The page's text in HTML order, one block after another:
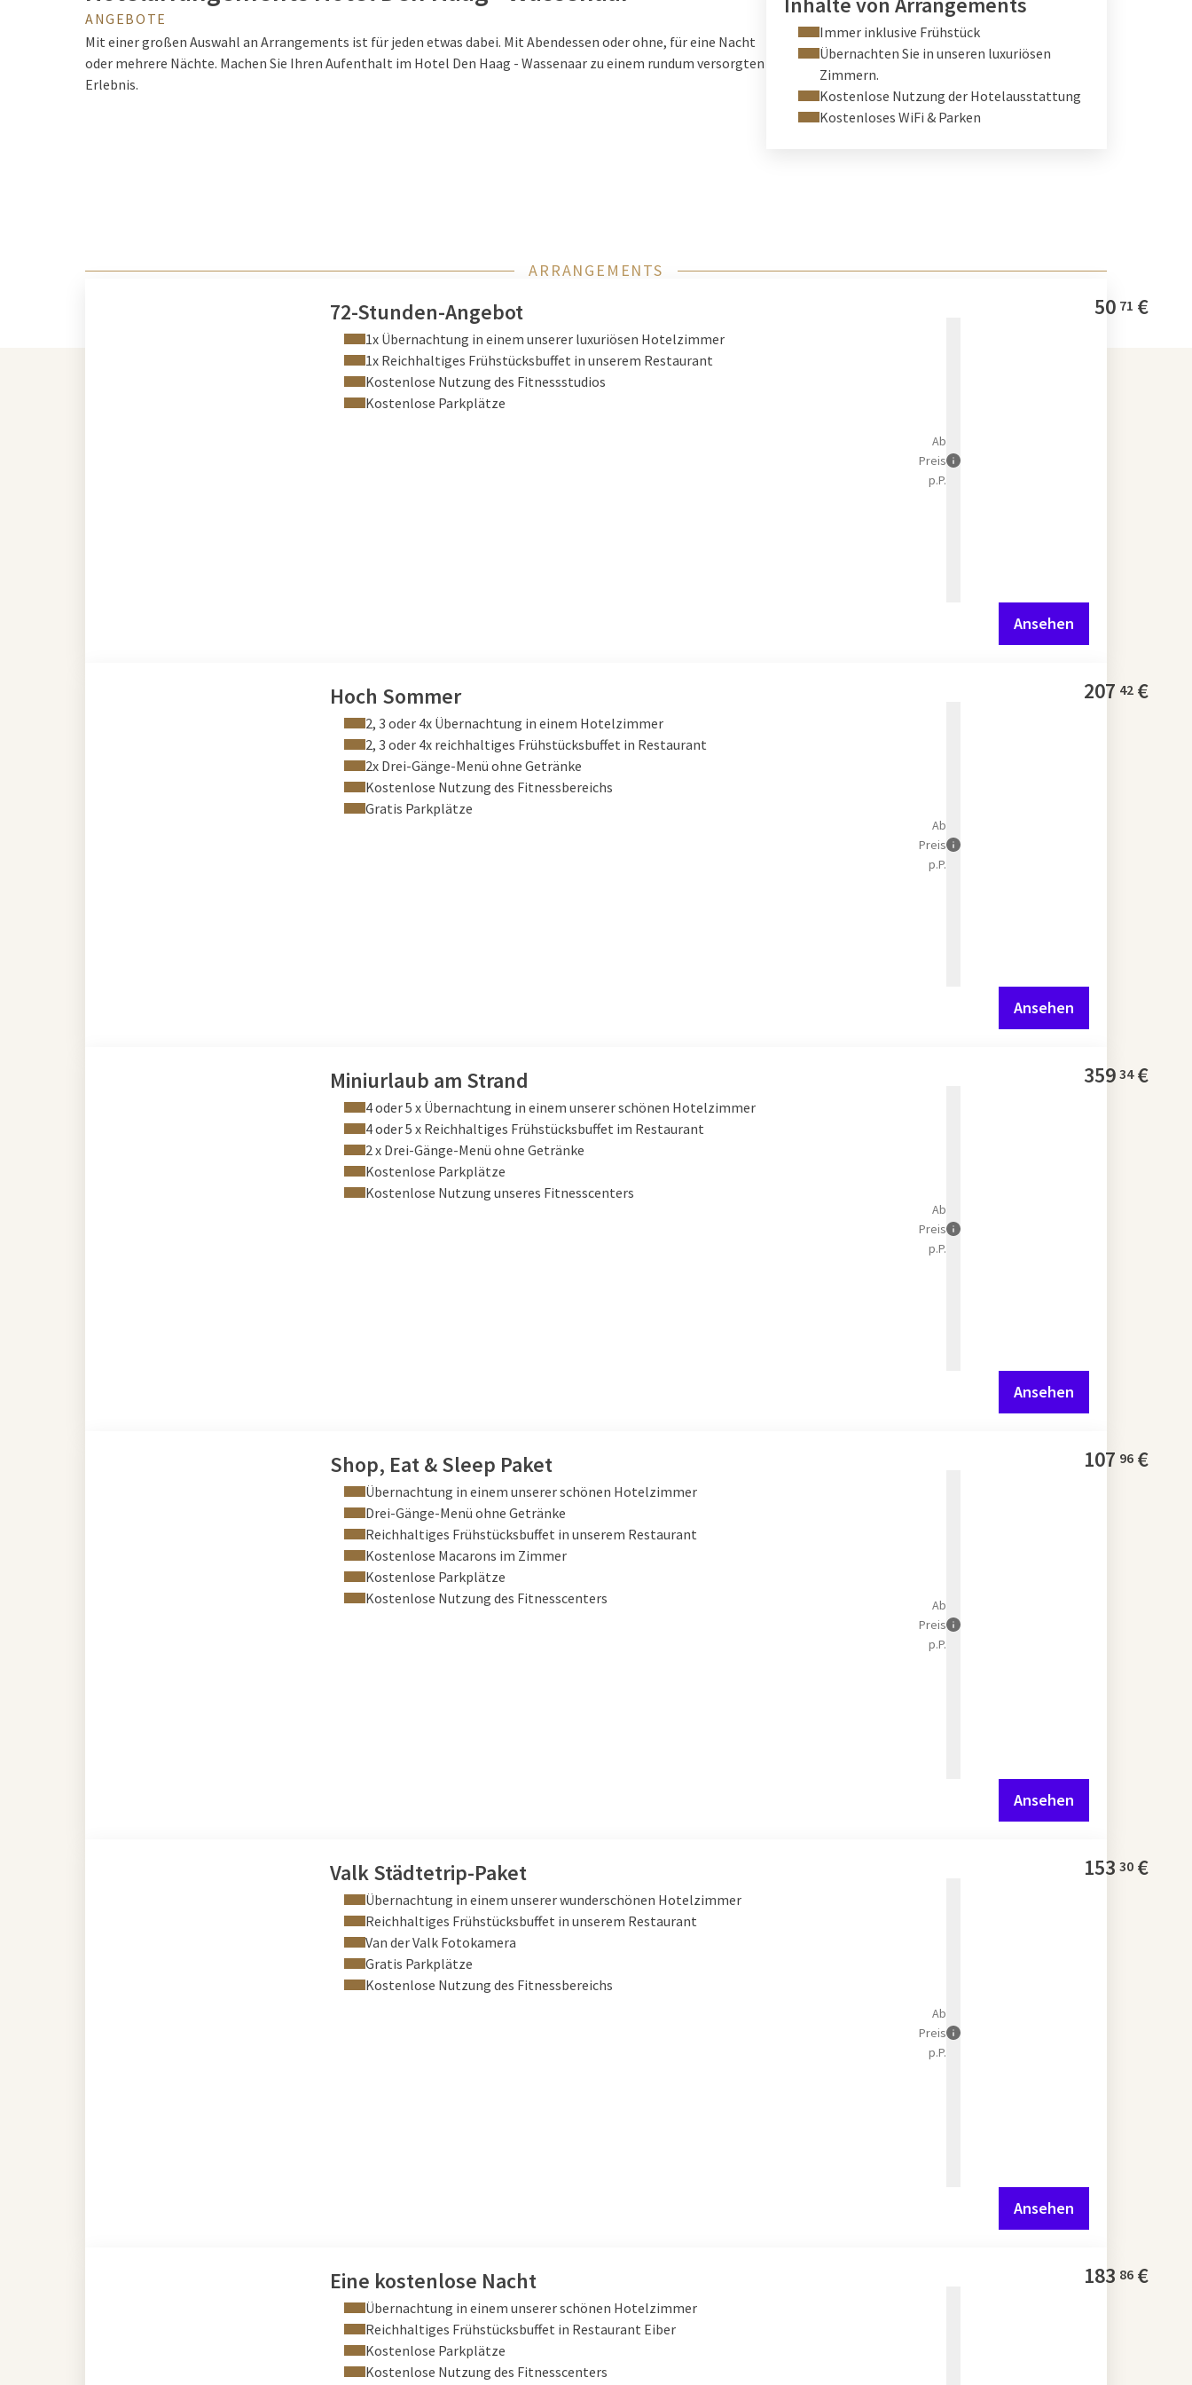
ANGEBOTE
Mit einer großen Auswahl an Arrangements ist für jeden etwas dabei. Mit Abendessen oder ohne, für eine Nacht
oder mehrere Nächte. Machen Sie Ihren Aufenthalt im Hotel Den Haag - Wassenaar zu einem rundum versorgten
Erlebnis.
Immer inklusive Frühstück
Übernachten Sie in unseren luxuriösen
Zimmern.
Kostenlose Nutzung der Hotelausstattung
Kostenloses WiFi & Parken
ARRANGEMENTS
72-Stunden-Angebot
1x Übernachtung in einem unserer luxuriösen Hotelzimmer
1x Reichhaltiges Frühstücksbuffet in unserem Restaurant
Kostenlose Nutzung des Fitnessstudios
Kostenlose Parkplätze
50 71 €
Ab
Preis
p.P.
Ansehen
Hoch Sommer
2, 3 oder 4x Übernachtung in einem Hotelzimmer
2, 3 oder 4x reichhaltiges Frühstücksbuffet in Restaurant
2x Drei-Gänge-Menü ohne Getränke
Kostenlose Nutzung des Fitnessbereichs
Gratis Parkplätze
207 42 €
Ab
Preis
p.P.
Ansehen
Miniurlaub am Strand
4 oder 5 x Übernachtung in einem unserer schönen Hotelzimmer
4 oder 5 x Reichhaltiges Frühstücksbuffet im Restaurant
2 x Drei-Gänge-Menü ohne Getränke
Kostenlose Parkplätze
Kostenlose Nutzung unseres Fitnesscenters
359 34 €
Ab
Preis
p.P.
Ansehen
Shop, Eat & Sleep Paket
Übernachtung in einem unserer schönen Hotelzimmer
Drei-Gänge-Menü ohne Getränke
Reichhaltiges Frühstücksbuffet in unserem Restaurant
Kostenlose Macarons im Zimmer
Kostenlose Parkplätze
Kostenlose Nutzung des Fitnesscenters
107 96 €
Ab
Preis
p.P.
Ansehen
Valk Städtetrip-Paket
Übernachtung in einem unserer wunderschönen Hotelzimmer
Reichhaltiges Frühstücksbuffet in unserem Restaurant
Van der Valk Fotokamera
Gratis Parkplätze
Kostenlose Nutzung des Fitnessbereichs
153 30 €
Ab
Preis
p.P.
Ansehen
Eine kostenlose Nacht
Übernachtung in einem unserer schönen Hotelzimmer
Reichhaltiges Frühstücksbuffet in Restaurant Eiber
Kostenlose Parkplätze
Kostenlose Nutzung des Fitnesscenters
183 86 €